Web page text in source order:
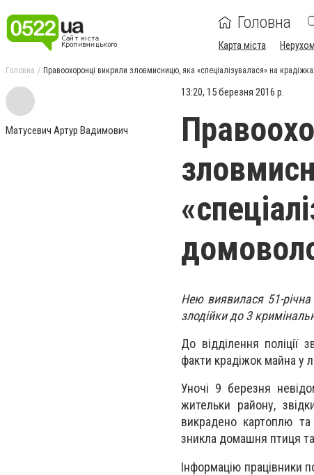
Головна
Карта міста
Головна Правоохоронці викрили зловмисницю, яка «спеціалізувалася» на
Матусевич Артур Вадимович
13:20, 15 березня 2016 р.
Нею виявилася 51-річна
злодійки до 3
До відділення поліції
факти крадіжок майна у
Уночі 9 березня
жительки району,
викрадено картоплю та
зникла домашня птиця
Інформацію працівники